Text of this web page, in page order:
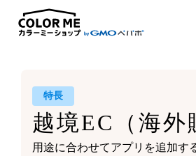
特長
越境EC （海外
用途に合わせてアプリを追加す